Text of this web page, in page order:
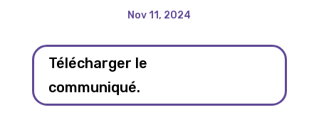
Nov 11, 2024
Télécharger le
communiqué.